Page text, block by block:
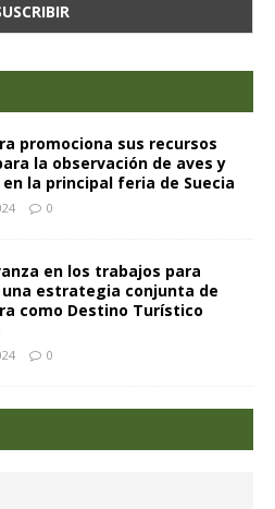
promociona sus recursos
la observación de aves y
la principal feria de Suecia
0
en los trabajos para
estrategia conjunta de
como Destino Turístico
0